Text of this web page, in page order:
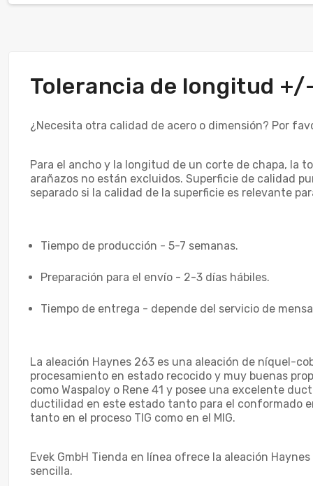
Tolerancia de longitud
¿Necesita otra calidad de acero o dimensión? Por
Para el ancho y la longitud de un corte de chapa, la
arañazos no están excluidos. Superficie de calidad
separado si la calidad de la superficie es relevante
Tiempo de producción - 5-7 semanas.
Preparación para el envío - 2-3 días hábiles.
Tiempo de entrega - depende del servicio de
La aleación Haynes 263 es una aleación de níquel-
procesamiento en estado recocido y muy buenas
como Waspaloy o Rene 41 y posee una excelente
ductilidad en este estado tanto para el conformado
tanto en el proceso TIG como en el MIG.
Evek GmbH Tienda en línea ofrece la aleación
sencilla.